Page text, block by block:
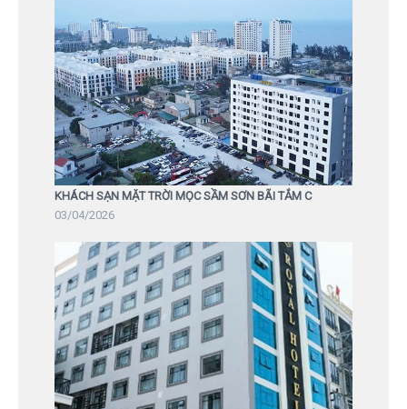
KHÁCH SẠN MẶT TRỜI MỌC SẦM SƠN BÃI TẮM C
03/04/2026